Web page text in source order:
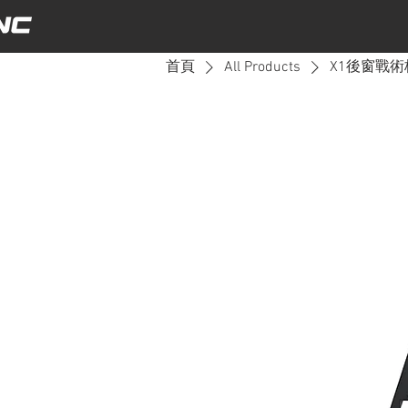
首頁 All Products X1後窗戰術